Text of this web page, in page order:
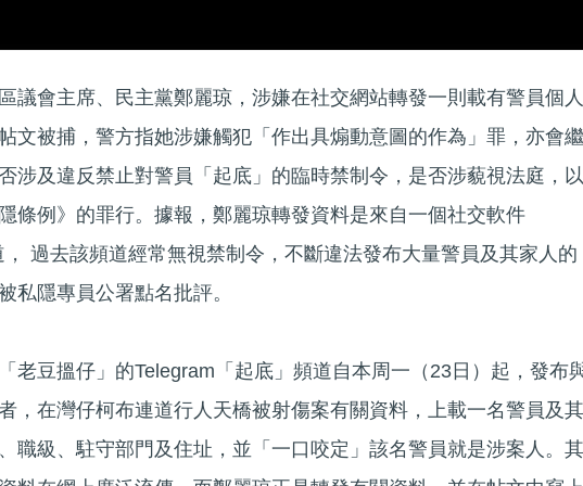
議會主席、民主黨鄭麗琼，涉嫌在社交網站轉發一則載有警員個人
文被捕，警方指她涉嫌觸犯「作出具煽動意圖的作為」罪，亦會繼
涉及違反禁止對警員「起底」的臨時禁制令，是否涉藐視法庭，以
條例》的罪行。據報，鄭麗琼轉發資料是來自一個社交軟件
， 過去該頻道經常無視禁制令，不斷違法發布大量警員及其家人的
私隱專員公署點名批評。
老豆搵仔」的Telegram「起底」頻道自本周一（23日）起，發布
，在灣仔柯布連道行人天橋被射傷案有關資料，上載一名警員及其
職級、駐守部門及住址，並「一口咬定」該名警員就是涉案人。其